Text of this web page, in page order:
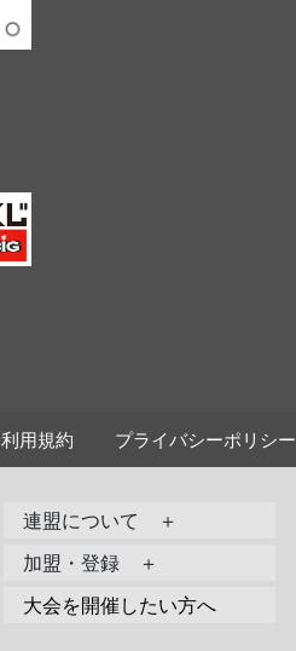
利用規約 プライバシーポリシー
連盟について ＋
加盟・登録 ＋
大会を開催したい方へ